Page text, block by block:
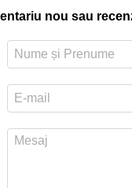
nou sau